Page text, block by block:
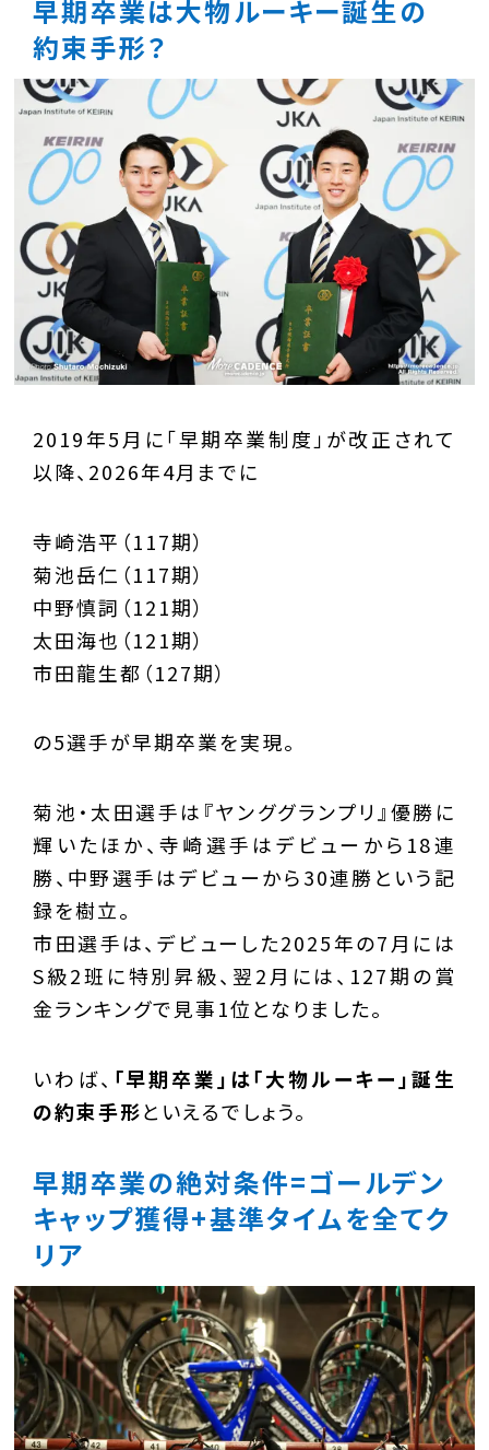
早期卒業は大物ルーキー誕生の
約束手形？
2019年5月に「早期卒業制度」が改正されて
以降、2026年4月までに
寺崎浩平（117期）
菊池岳仁（117期）
中野慎詞（121期）
太田海也（121期）
市田龍生都（127期）
の5選手が早期卒業を実現。
菊池・太田選手は『ヤンググランプリ』優勝に
輝いたほか、寺崎選手はデビューから18連
勝、中野選手はデビューから30連勝という記
録を樹立。
市田選手は、デビューした2025年の7月には
S級2班に特別昇級、翌2月には、127期の賞
金ランキングで見事1位となりました。
いわば、 「早期卒業」は「大物ルーキー」誕生
の約束手形といえるでしょう。
早期卒業の絶対条件=ゴールデン
キャップ獲得+基準タイムを全てク
リア